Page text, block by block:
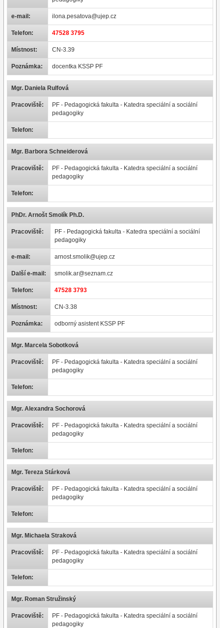
e-mail: ilona.pesatova@ujep.cz
Telefon: 47528 3795
Místnost: CN-3.39
Poznámka: docentka KSSP PF
Mgr. Daniela Rulfová
Pracoviště:
PF - Pedagogická fakulta - Katedra speciální a sociální
pedagogiky
Telefon:
Mgr. Barbora Schneiderová
Pracoviště:
PF - Pedagogická fakulta - Katedra speciální a sociální
pedagogiky
Telefon:
PhDr. Arnošt Smolík Ph.D.
Pracoviště:
PF - Pedagogická fakulta - Katedra speciální a sociální
pedagogiky
e-mail: arnost.smolik@ujep.cz
Další e-mail: smolik.ar@seznam.cz
Telefon: 47528 3793
Místnost: CN-3.38
Poznámka: odborný asistent KSSP PF
Mgr. Marcela Sobotková
Pracoviště:
PF - Pedagogická fakulta - Katedra speciální a sociální
pedagogiky
Telefon:
Mgr. Alexandra Sochorová
Pracoviště:
PF - Pedagogická fakulta - Katedra speciální a sociální
pedagogiky
Telefon:
Mgr. Tereza Stárková
Pracoviště:
PF - Pedagogická fakulta - Katedra speciální a sociální
pedagogiky
Telefon:
Mgr. Michaela Straková
Pracoviště:
PF - Pedagogická fakulta - Katedra speciální a sociální
pedagogiky
Telefon:
Mgr. Roman Stružinský
Pracoviště:
PF - Pedagogická fakulta - Katedra speciální a sociální
pedagogiky